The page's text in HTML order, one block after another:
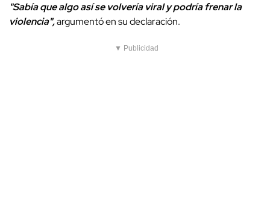
"Sabía que algo así se volvería viral y podría frenar la
violencia",argumentó en su declaración.
▼ Publicidad